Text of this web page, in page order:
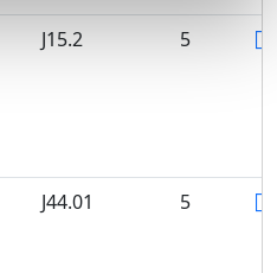
J15.2 5
J44.01 5